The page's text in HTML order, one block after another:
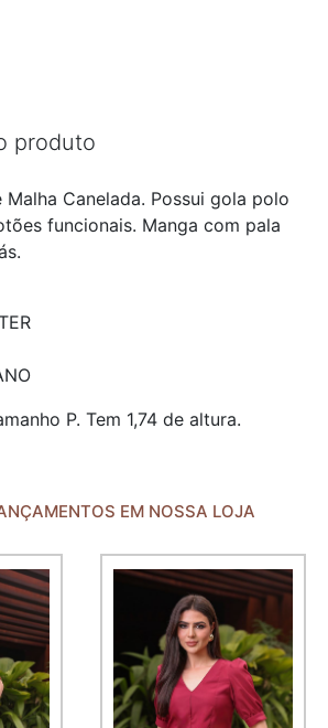
produto
Canelada. Possui gola polo
funcionais. Manga com pala
P. Tem 1,74 de altura.
EM NOSSA LOJA